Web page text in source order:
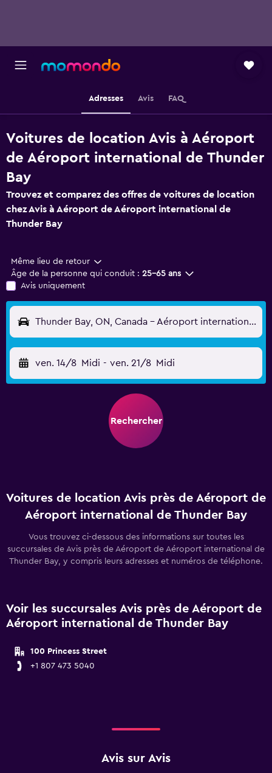
Adresses Avis FAQ
Voitures de location Avis à Aéroport
de Aéroport international de Thunder
Bay
Trouvez et comparez des offres de voitures de location
chez Avis à Aéroport de Aéroport international de
Thunder Bay
Même lieu de retour
Âge de la personne qui conduit : 25-65 ans
Avis uniquement
Thunder Bay, ON, Canada - Aéroport international de Thunder Bay (YQT)
ven. 14/8 Midi - ven. 21/8 Midi
Rechercher
Voitures de location Avis près de Aéroport de
Aéroport international de Thunder Bay
Vous trouvez ci-dessous des informations sur toutes les
succursales de Avis près de Aéroport de Aéroport international de
Thunder Bay, y compris leurs adresses et numéros de téléphone.
Voir les succursales Avis près de Aéroport de
Aéroport international de Thunder Bay
100 Princess Street
+1 807 473 5040
Avis sur Avis